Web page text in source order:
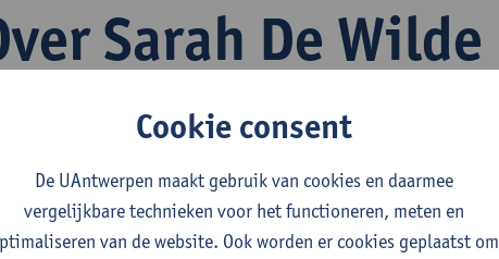
Sarah De Wilde
Cookie consent
De UAntwerpen maakt gebruik van cookies en daarmee
vergelijkbare technieken voor het functioneren, meten en
van de website. Ook worden er cookies geplaatst om